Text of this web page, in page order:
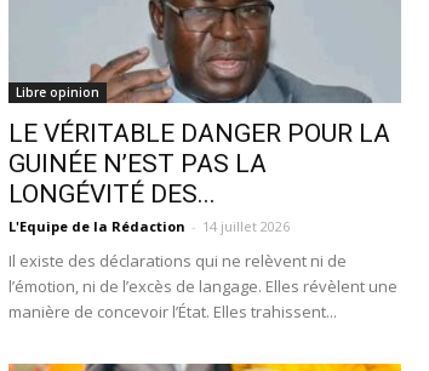
Libre opinion
LE VÉRITABLE DANGER POUR LA
GUINÉE N’EST PAS LA
LONGÉVITÉ DES...
L'Equipe de la Rédaction - 14 juillet 2026
Il existe des déclarations qui ne relèvent ni de
l’émotion, ni de l’excès de langage. Elles révèlent une
manière de concevoir l’État. Elles trahissent...